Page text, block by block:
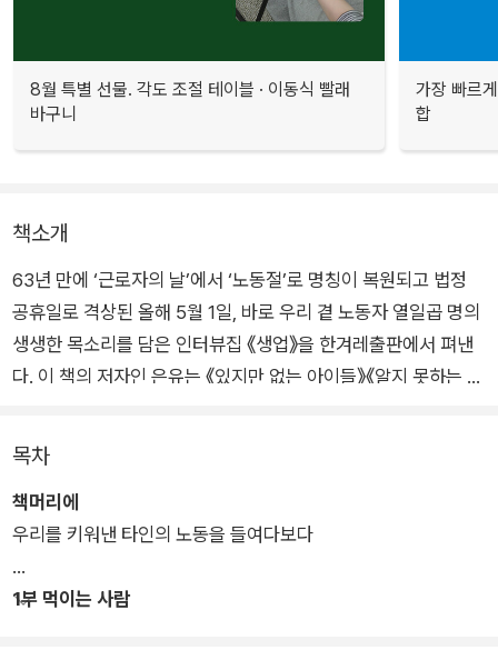
8월 특별 선물. 각도 조절 테이블 · 이동식 빨래
바구니
가장 빠르
합
책소개
63년 만에 ‘근로자의 날’에서 ‘노동절’로 명칭이 복원되고 법정
공휴일로 격상된 올해 5월 1일, 바로 우리 곁 노동자 열일곱 명의
생생한 목소리를 담은 인터뷰집 《생업》을 한겨레출판에서 펴낸
다. 이 책의 저자인 은유는 《있지만 없는 아이들》《알지 못하는 아
에세이스트이자 날카로운 르포르타주 작가로서 독자를 감응시켜
왔다. 그가 작가의 덕목으로 ‘듣는 신체’를 각인하고 이를 공감의
이야기로 풀어내는 겸손한 인터뷰어가 되어 다시 돌아왔다.
일하는 사람이 덜 죽고 덜 다치는 세상을 위한 전태일의료센터 건
립 캠페인의 일환으로 <시사인>에 2024년부터 1년 6개월간 연
목차
책머리에
우리를 키워낸 타인의 노동을 들여다보다
1부 먹이는 사람